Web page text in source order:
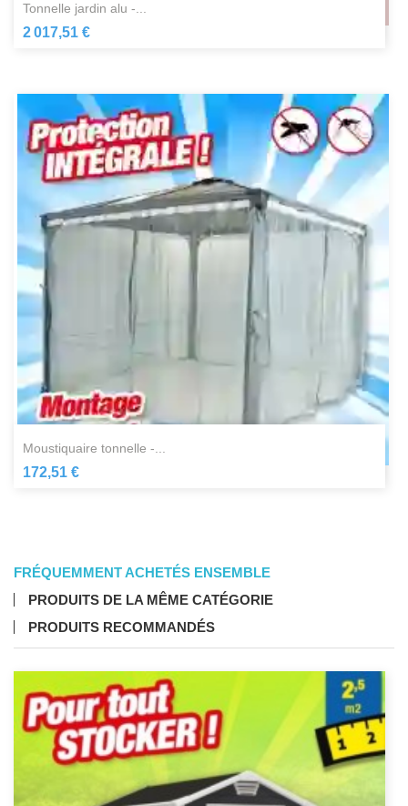
tonnelle jardin alu -...
2 017,51 €
moustiquaire tonnelle -...
172,51 €
FRÉQUEMMENT ACHETÉS ENSEMBLE
PRODUITS DE LA MÊME CATÉGORIE
PRODUITS RECOMMANDÉS